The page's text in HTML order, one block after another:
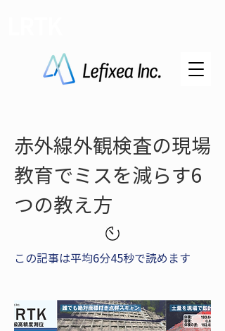
赤外線外観検査の現場
教育でミスを減らす6
つの教え方
この記事は平均6分45秒で読めます